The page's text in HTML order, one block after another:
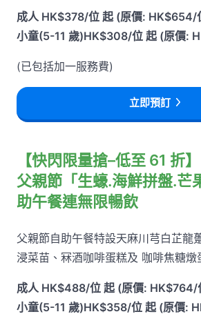
成人 HK$378/位 起 (原價: HK$654/
小童(5-11 歲)HK$308/位 起 (原價:
(已包括加一服務費)
立即預訂
【快閃限量搶–低至 61 折
父親節「生蠔.海鮮拼盤.芒
助午餐連無限暢飲
父親節自助午餐特設天麻川芎白芷龍
浸菜苗、冧酒咖啡蛋糕及 咖啡焦糖燉
成人 HK$488/位 起 (原價: HK$764/
小童(5-11 歲)HK$358/位 起 (原價: